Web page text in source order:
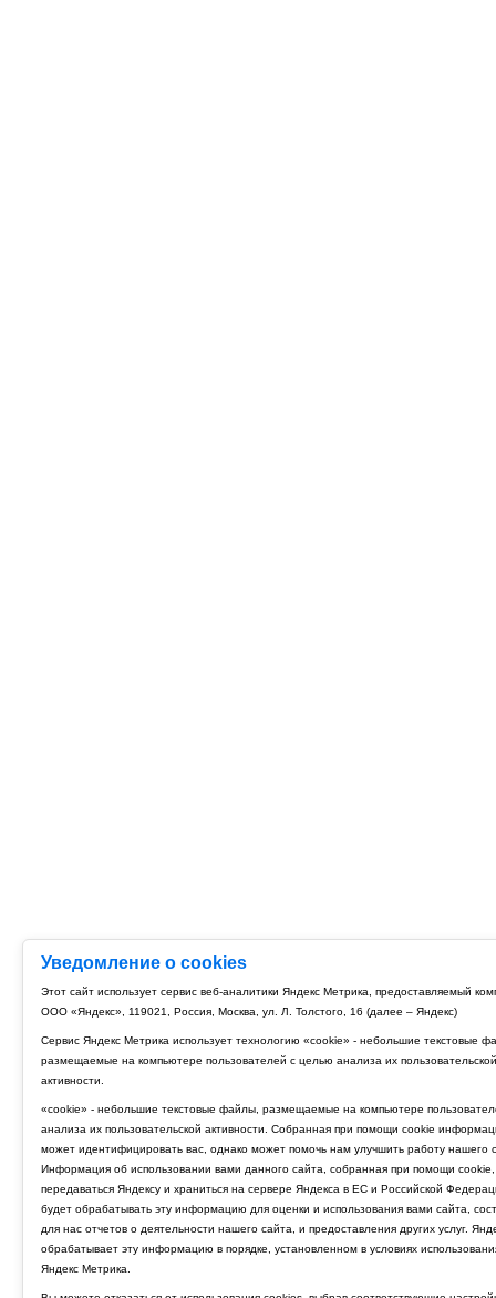
Уведомление о cookies
Этот сайт использует сервис веб-аналитики Яндекс Метрика, предоставляемый
ООО «Яндекс», 119021, Россия, Москва, ул. Л. Толстого, 16 (далее – Яндекс)
Сервис Яндекс Метрика использует технологию «cookie» - небольшие текстовые
размещаемые на компьютере пользователей с целью анализа их пользовательской
активности.
«cookie» - небольшие текстовые файлы, размещаемые на компьютере
анализа их пользовательской активности. Собранная при помощи cookie
может идентифицировать вас, однако может помочь нам улучшить работу нашего
Информация об использовании вами данного сайта, собранная при помощи cookie,
передаваться Яндексу и храниться на сервере Яндекса в ЕС и Российской
будет обрабатывать эту информацию для оценки и использования вами сайта,
для нас отчетов о деятельности нашего сайта, и предоставления других услуг.
обрабатывает эту информацию в порядке, установленном в условиях
Яндекс Метрика.